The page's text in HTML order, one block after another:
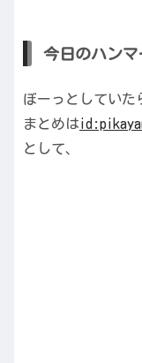
今日のハンマ
ぼーっとしていた
まとめは
として、